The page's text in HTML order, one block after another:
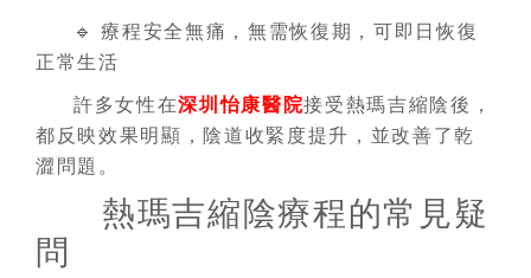
🔹 療程安全無痛，無需恢復期，可即日恢復
正常生活
許多女性在深圳怡康醫院接受熱瑪吉縮陰後，
都反映效果明顯，陰道收緊度提升，並改善了乾
澀問題。
熱瑪吉縮陰療程的常見疑
問